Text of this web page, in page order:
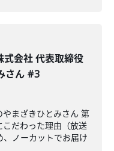
会社 代表取締役
さん #3
まざきひとみさん 第
こだわった理由（放送
ノーカットでお届け